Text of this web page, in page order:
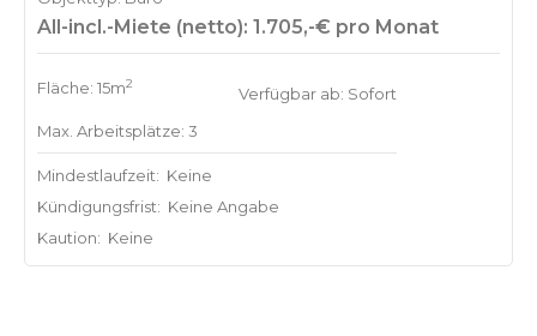
All-incl.-Miete (netto): 1.705,-€ pro Monat
Fläche: 15m2
Max. Arbeitsplätze: 3
Verfügbar ab: Sofort
Mindestlaufzeit: Keine
Kündigungsfrist: Keine Angabe
Kaution: Keine